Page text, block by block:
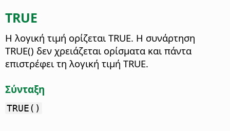
TRUE
Η λογική τιμή ορίζεται TRUE. Η συνάρτηση
TRUE() δεν χρειάζεται ορίσματα και πάντα
επιστρέφει τη λογική τιμή TRUE.
Σύνταξη
TRUE()